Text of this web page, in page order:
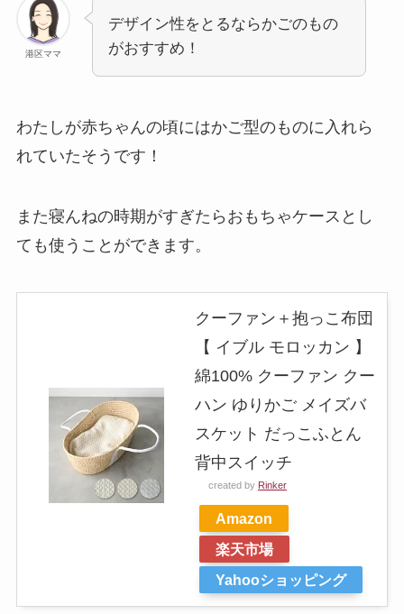
港区ママ
デザイン性をとるならかごのもの
がおすすめ！
わたしが赤ちゃんの頃にはかご型のものに入れら
れていたそうです！
また寝んねの時期がすぎたらおもちゃケースとし
ても使うことができます。
クーファン＋抱っこ布団
【 イブル モロッカン 】
綿100% クーファン クー
ハン ゆりかご メイズバ
スケット だっこふとん
背中スイッチ
created by Rinker
Amazon
楽天市場
Yahooショッピング